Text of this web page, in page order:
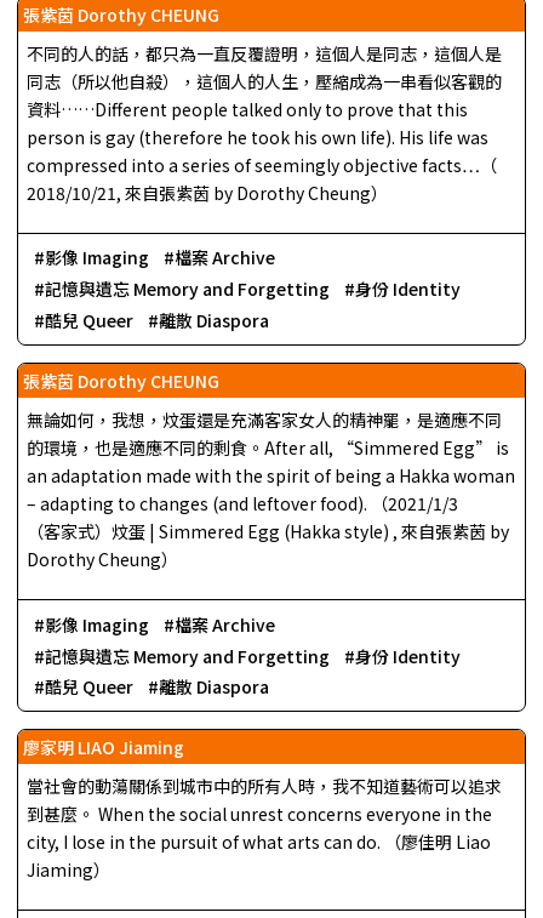
張紫茵 Dorothy CHEUNG
不同的人的話，都只為一直反覆證明，這個人是同志，這個人是
同志（所以他自殺），這個人的人生，壓縮成為一串看似客觀的
資料……Different people talked only to prove that this
person is gay (therefore he took his own life). His life was
compressed into a series of seemingly objective facts…（
2018/10/21, 來自張紫茵 by Dorothy Cheung）
影像 Imaging
檔案 Archive
記憶與遺忘 Memory and Forgetting
身份 Identity
酷兒 Queer
離散 Diaspora
張紫茵 Dorothy CHEUNG
無論如何，我想，炆蛋還是充滿客家女人的精神罷，是適應不同
的環境，也是適應不同的剩食。After all, “Simmered Egg” is
an adaptation made with the spirit of being a Hakka woman
– adapting to changes (and leftover food). （2021/1/3
（客家式）炆蛋 | Simmered Egg (Hakka style) , 來自張紫茵 by
Dorothy Cheung）
影像 Imaging
檔案 Archive
記憶與遺忘 Memory and Forgetting
身份 Identity
酷兒 Queer
離散 Diaspora
廖家明 LIAO Jiaming
當社會的動蕩關係到城市中的所有人時，我不知道藝術可以追求
到甚麼。 When the social unrest concerns everyone in the
city, I lose in the pursuit of what arts can do. （廖佳明 Liao
Jiaming）